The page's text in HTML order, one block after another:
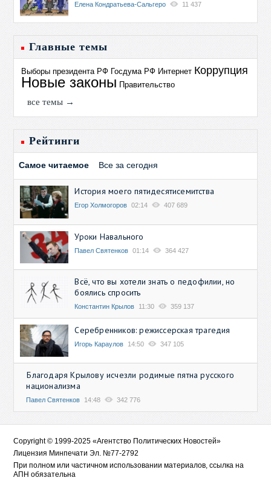
Елена Кондратьева-Сальгеро 11 437
Главные темы
Выборы президента РФ Госдума РФ Интернет Коррупция
Новые законы Правительство
все темы →
Рейтинги
Самое читаемое Все за сегодня
История моего пятидесятисемитства
Егор Холмогоров 02:14 407 689
Уроки Навального
Павел Святенков 01:14 364 427
Всё, что вы хотели знать о педофилии, но
боялись спросить
Константин Крылов 11:30 359 137
Серебренников: режиссерская трагедия
Игорь Караулов 14:50 347 105
Благодаря Крылову исчезли родимые пятна русского
национализма
Павел Святенков 14:48 342 776
Copyright © 1999-2025 «Агентство Политических Новостей»
Лицензия Минпечати Эл. №77-2792
При полном или частичном использовании материалов, ссылка на
АПН обязательна